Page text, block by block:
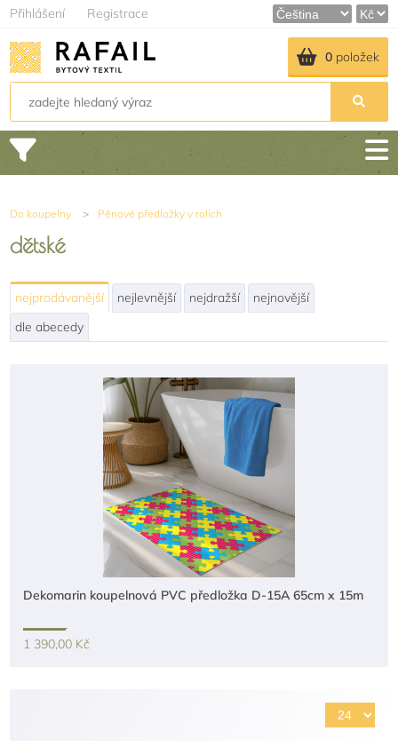
Přihlášení Registrace
0položek
Do koupelny > Pěnové předložky v rolích
dětské
nejprodávanější nejlevnější nejdražší
nejnovější
dle abecedy
Dekomarin koupelnová PVC předložka D-15A 65cm x 15m
1 390,00 Kč